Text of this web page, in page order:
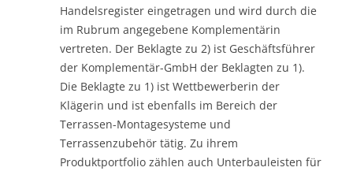
Handelsregister eingetragen und wird durch die
im Rubrum angegebene Komplementärin
vertreten. Der Beklagte zu 2) ist Geschäftsführer
der Komplementär-GmbH der Beklagten zu 1).
Die Beklagte zu 1) ist Wettbewerberin der
Klägerin und ist ebenfalls im Bereich der
Terrassen-Montagesysteme und
Terrassenzubehör tätig. Zu ihrem
Produktportfolio zählen auch Unterbauleisten für